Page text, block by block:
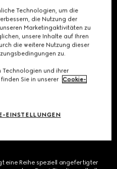
Neuinterpretation des
des Hauses widerspiegelt.
Szenen, die die Geschichte des
Gucci und der Gründungszeit bis hin
Jahrzehnte. Durch verschiedene
die kreative Neuausrichtung
unter Demna.
eine Reihe speziell angefertigter
Technologien, um die
die Nutzung der
Marketingaktivitäten zu
unsere Inhalte auf Ihren
die weitere Nutzung dieser
zu.
und ihrer
Sie in unserer Cookie-
EINSTELLUNGEN